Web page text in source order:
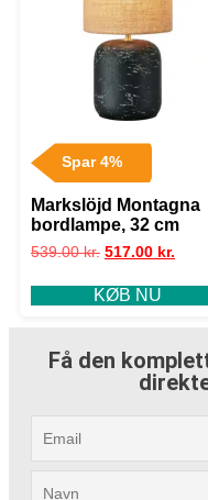
Spar 4%
Markslöjd Montagna
bordlampe, 32 cm
539.00kr. 517.00 kr.
KØB NU
Få den